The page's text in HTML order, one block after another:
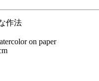
作法
on paper